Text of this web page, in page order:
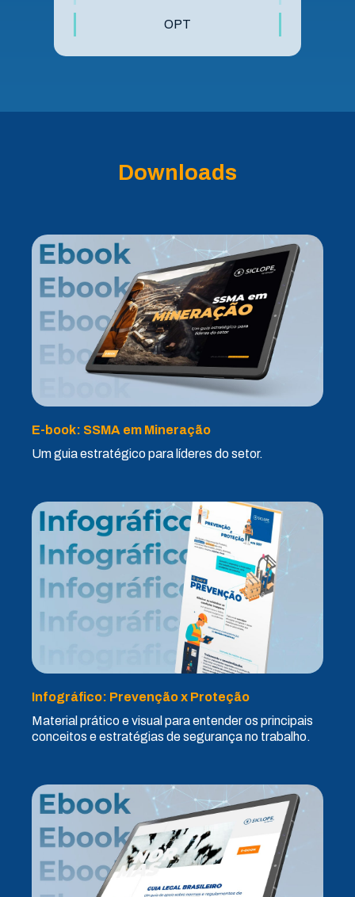
OPT
Downloads
E-book: SSMA em Mineração
Um guia estratégico para líderes do setor.
Infográfico: Prevenção x Proteção
Material prático e visual para entender os principais
conceitos e estratégias de segurança no trabalho.